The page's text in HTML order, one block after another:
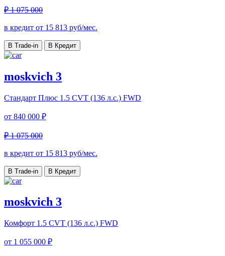
₽ 1 075 000
в кредит от 15 813 руб/мес.
В Trade-in В Кредит
moskvich 3
Стандарт Плюс 1.5 CVT (136 л.с.) FWD
от 840 000 ₽
₽ 1 075 000
в кредит от 15 813 руб/мес.
В Trade-in В Кредит
moskvich 3
Комфорт 1.5 CVT (136 л.с.) FWD
от 1 055 000 ₽